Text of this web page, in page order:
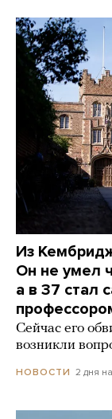
Из
Он не умел
а в 37
Сейчас его
возникли
НОВОСТИ 2 дня